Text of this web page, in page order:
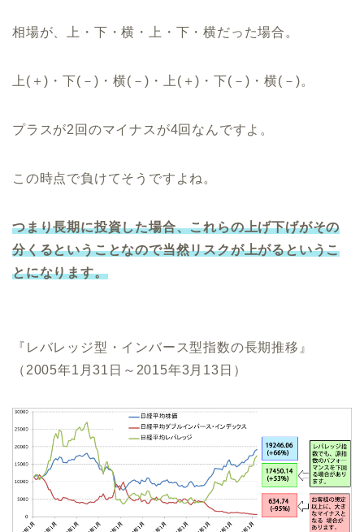
相場が、上・下・横・上・下・横だった場合。
上(＋)・下(－)・横(－)・上(＋)・下(－)・横(－)。
プラスが2回のマイナスが4回なんですよ。
この時点で負けてそうですよね。
つまり長期に投資した場合、これらの上げ下げがその
分くるということなので当然リスクが上がるというこ
とになります。
『レバレッジ型・インバース型指数の長期推移』
（2005年1月31日～2015年3月13日）